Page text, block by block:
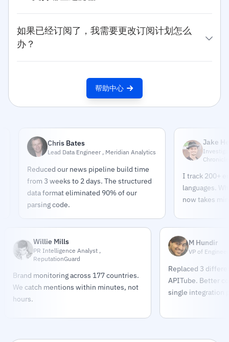
如果已经订阅了，我需要更改订阅计划怎么
办？
帮助中心
Chris Bates
Lead Data Engineer , Meridian Analytics
Reduced our news pipeline build time
from 3 weeks to 2 days. The structured
data format eliminated 90% of our
parsing code.
Jake Helmold
Investigative
Chronicle
I track 200+
languages. What
now takes minutes.
Willie Mills
PR Intelligence Analyst ,
ReputationGuard
Brand monitoring across 177 countries.
We catch mentions within minutes, not
hours.
M Hundir
VP of
Replaced 3
APITube. Better
single integration